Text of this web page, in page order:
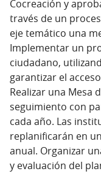
Cocreación y
través de un
eje temático una
Implementar un
ciudadano,
garantizar el
Realizar una Mesa
seguimiento con
cada año. Las
replanificarán en
anual. Organizar
y evaluación del